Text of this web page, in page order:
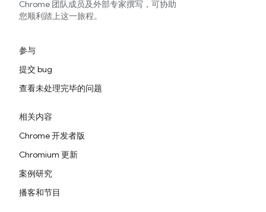
Chrome 团队成员及外部专家撰写，可协助
您顺利踏上这一旅程。
参与
提交 bug
查看未处理完毕的问题
相关内容
Chrome 开发者版
Chromium 更新
案例研究
播客和节目